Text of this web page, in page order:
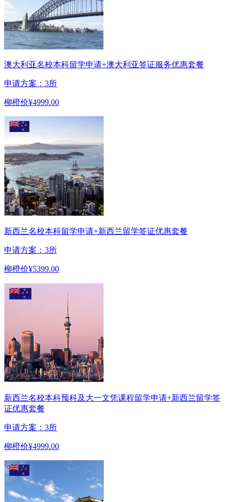
澳大利亚名校本科留学申请+澳大利亚签证服务优惠套餐
申请方案：3所
柳橙价¥4999.00
新西兰名校本科留学申请+新西兰留学签证优惠套餐
申请方案：3所
柳橙价¥5399.00
新西兰名校本科预科及大一文凭课程留学申请+新西兰留学签
证优惠套餐
申请方案：3所
柳橙价¥4999.00